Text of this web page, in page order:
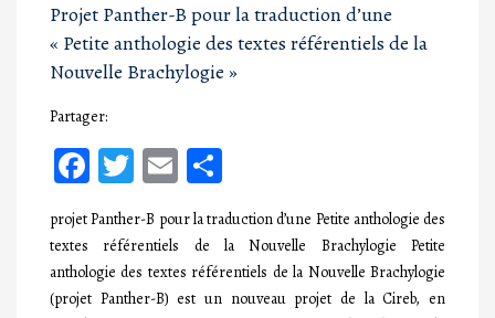
Projet Panther-B pour la traduction d’une
« Petite anthologie des textes référentiels de la
Nouvelle Brachylogie »
Partager:
Facebook
Twitter
Email
projet Panther-B pour la traduction d’une Petite anthologie des
textes référentiels de la Nouvelle Brachylogie Petite
anthologie des textes référentiels de la Nouvelle Brachylogie
(projet Panther-B) est un nouveau projet de la Cireb, en